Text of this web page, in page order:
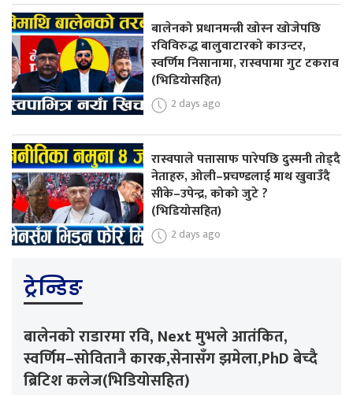
बालेनको प्रधानमन्त्री खोस्न खोजेपछि
रविविरुद्ध बालुवाटारको काउन्टर,
स्वर्णिम निसानामा, रास्वपामा गुट टकराव
(भिडियोसहित)
2 days ago
रास्वपाले पत्तासाफ पारेपछि दुस्मनी तोड्दै
नेताहरु, ओली–प्रचण्डलाई माथ खुवाउँदै
सीके–उपेन्द्र, कोको जुटे ?
(भिडियोसहित)
2 days ago
ट्रेन्डिङ
बालेनको राडारमा रवि, Next मुभले आतंकित,
स्वर्णिम–सोवितानै कारक,सेनासँग झमेला,PhD बेच्दै
ब्रिटिश कलेज(भिडियोसहित)